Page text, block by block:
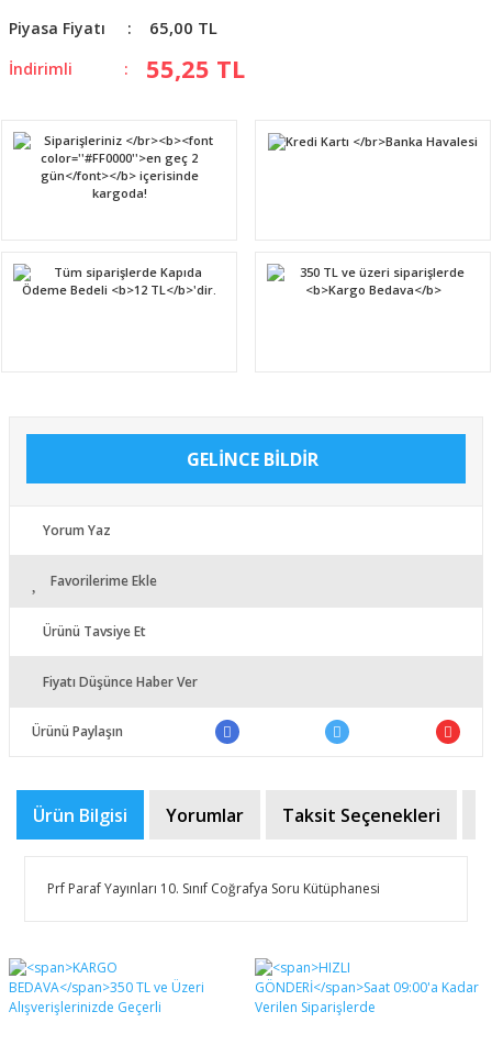
Piyasa Fiyatı 65,00 TL
İndirimli 55,25 TL
GELİNCE BİLDİR
Yorum Yaz
Favorilerime Ekle
Ürünü Tavsiye Et
Fiyatı Düşünce Haber Ver
Ürünü Paylaşın
Ürün Bilgisi Yorumlar Taksit Seçenekleri
Prf Paraf Yayınları 10. Sınıf Coğrafya Soru Kütüphanesi
Bu ürüne ilk yorumu siz yapın!
Bu ürünün fiyat bilgisi, resim, ürün açıklamalarında ve
diğer konularda yetersiz gördüğünüz noktaları öneri
formunu kullanarak tarafımıza iletebilirsiniz.
Görüş ve önerileriniz için teşekkür ederiz.